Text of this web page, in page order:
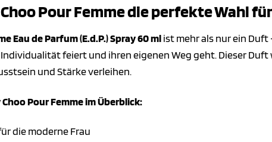
Pour Femme die perfekte Wahl
Eau de Parfum (E.d.P.) Spray 60 mlist mehr als nur ein Duft
feiert und ihren eigenen Weg geht. Dieser
und Stärke verleihen.
Pour Femme im Überblick:
die moderne Frau